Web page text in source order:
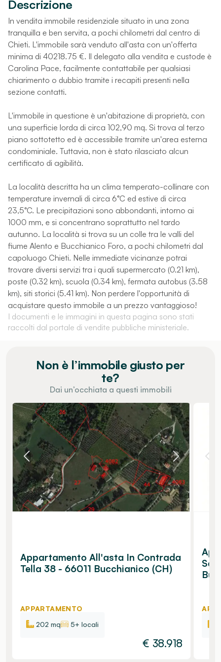
Descrizione
In vendita immobile residenziale situato in una zona
tranquilla e ben servita, a pochi chilometri dal centro di
Chieti. L'immobile sarà venduto all'asta con un'offerta
minima di 40218.75 €. Il delegato alla vendita e custode è
Carolina Pace, facilmente contattabile per qualsiasi
chiarimento o dubbio tramite i recapiti presenti nella
sezione contatti.
L'immobile in questione è un'abitazione di proprietà, con
una superficie lorda di circa 102,90 mq. Si trova al terzo
piano sottotetto ed è accessibile tramite un'area esterna
condominiale. Tuttavia, non è stato rilasciato alcun
certificato di agibilità.
La località descritta ha un clima temperato-collinare con
temperature invernali di circa 6°C ed estive di circa
23,5°C. Le precipitazioni sono abbondanti, intorno ai
1000 mm, e si concentrano soprattutto nel tardo
autunno. La località si trova su un colle tra le valli del
fiume Alento e Bucchianico Foro, a pochi chilometri dal
capoluogo Chieti. Nelle immediate vicinanze potrai
trovare diversi servizi tra i quali supermercato (0.21 km),
poste (0.32 km), scuola (0.34 km), fermata autobus (3.58
km), siti storici (5.41 km). Non perdere l'opportunità di
acquistare questo immobile a un prezzo vantaggioso!
I documenti e le immagini in questa pagina sono stati
raccolti dal portale di vendite pubbliche ministeriale.
Non è l’immobile giusto per
te?
Dai un’occhiata a questi immobili
Appartamento All'asta In Contrada
Tella 38 - 66011 Bucchianico (CH)
APPARTAMENTO
202 mq
5+ locali
€ 38.918